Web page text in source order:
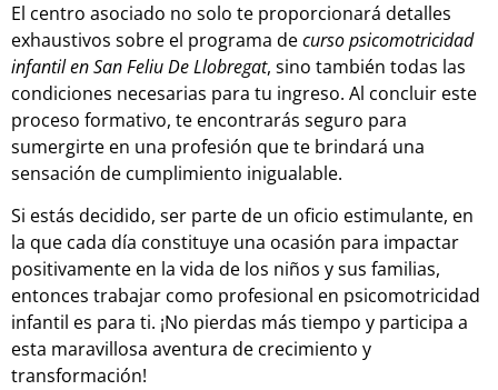
El centro asociado no solo te proporcionará detalles
exhaustivos sobre el programa decurso psicomotricidad
infantil en San Feliu De Llobregat, sino también todas las
condiciones necesarias para tu ingreso. Al concluir este
proceso formativo, te encontrarás seguro para
sumergirte en una profesión que te brindará una
sensación de cumplimiento inigualable.
Si estás decidido, ser parte de un oficio estimulante, en
la que cada día constituye una ocasión para impactar
positivamente en la vida de los niños y sus familias,
entonces trabajar como profesional en psicomotricidad
infantil es para ti. ¡No pierdas más tiempo y participa a
esta maravillosa aventura de crecimiento y
transformación!